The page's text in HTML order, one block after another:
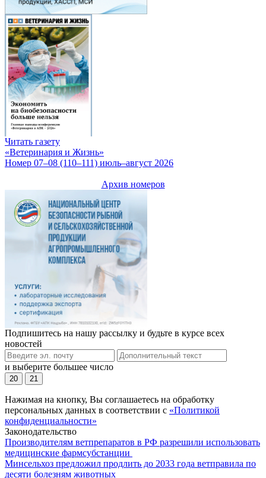
Читать газету
«Ветеринария и Жизнь»
Номер 07–08 (110–111) июль–август 2026
Архив номеров
Подпишитесь на нашу рассылку и будьте в курсе всех
новостей
и выберите большее число
20 21
Нажимая на кнопку, Вы соглашаетесь на обработку
персональных данных в соответствии с «Политикой
конфиденциальности»
Законодательство
Производителям ветпрепаратов в РФ разрешили использовать
медицинские фармсубстанции
Минсельхоз предложил продлить до 2033 года ветправила по
десяти болезням животных